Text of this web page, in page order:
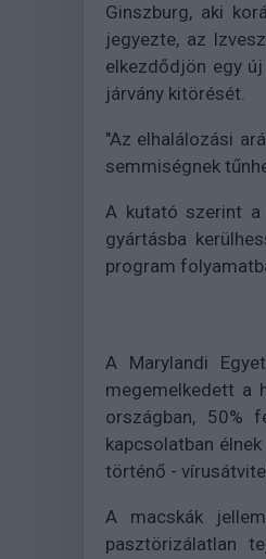
Ginszburg, aki
jegyezte, az
elkezdődjön egy
járvány kitörését.
"Az elhalálozási
semmiségnek
A kutató szerint a
gyártásba
program
A Marylandi
megemelkedett
országban, 50%
kapcsolatban
történő -
A macskák
pasztörizálatlan